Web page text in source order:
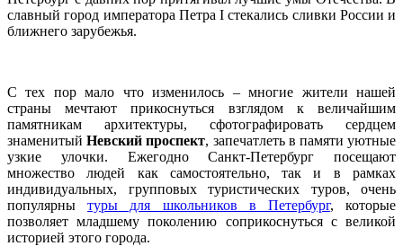
славный город императора Петра I стекались сливки России и
ближнего зарубежья.
С тех пор мало что изменилось – многие жители нашей
страны мечтают прикоснуться взглядом к величайшим
памятникам архитектуры, сфотографировать сердцем
знаменитыйНевский проспект, запечатлеть в памяти уютные
узкие улочки. Ежегодно Санкт-Петербург посещают
множество людей как самостоятельно, так и в рамках
индивидуальных, групповых туристических туров, очень
популярнытуры для школьников в Петербург, которые
позволяет младшему поколению соприкоснуться с великой
историей этого города.